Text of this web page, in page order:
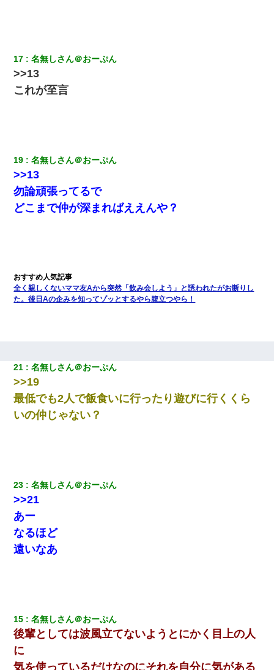
17 名無しさん＠おーぷん
>>13
これが至言
19 名無しさん＠おーぷん
>>13
勿論頑張ってるで
どこまで仲が深まればええんや？
全く親しくないママ友Aから突然「飲み会しよう」と誘われたがお断りし
た。後日Aの企みを知ってゾッとするやら腹立つやら！
21 名無しさん＠おーぷん
>>19
最低でも2人で飯食いに行ったり遊びに行くくら
いの仲じゃない？
23 名無しさん＠おーぷん
>>21
あー
なるほど
遠いなあ
15 名無しさん＠おーぷん
後輩としては波風立てないようとにかく目上の人
に
気を使っているだけなのにそれを自分に気がある